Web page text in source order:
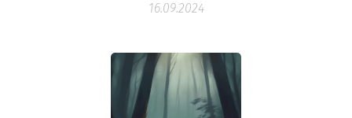
16.09.2024